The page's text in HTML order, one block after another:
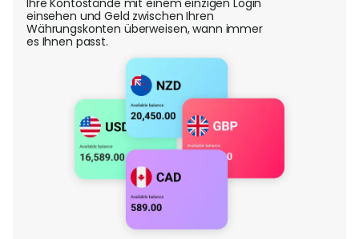
Ihre Kontostände mit einem einzigen Login
einsehen und Geld zwischen Ihren
Währungskonten überweisen, wann immer
es Ihnen passt.